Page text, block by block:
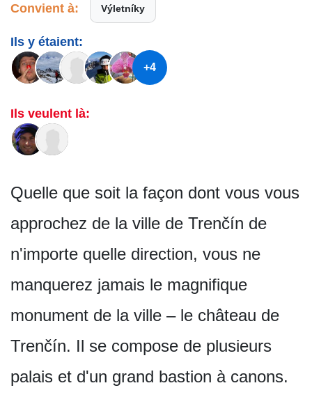
Convient à: Výletníky
Ils y étaient:
+4
Ils veulent là:
Quelle que soit la façon dont vous vous
approchez de la ville de Trenčín de
n'importe quelle direction, vous ne
manquerez jamais le magnifique
monument de la ville – le château de
Trenčín. Il se compose de plusieurs
palais et d'un grand bastion à canons.